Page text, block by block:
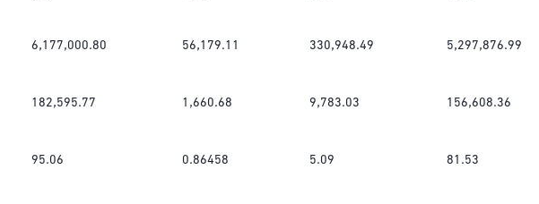
6,177,000.80 56,179.11 330,948.49 5,297,876.99
182,595.77 1,660.68 9,783.03 156,608.36
95.06 0.86458 5.09 81.53